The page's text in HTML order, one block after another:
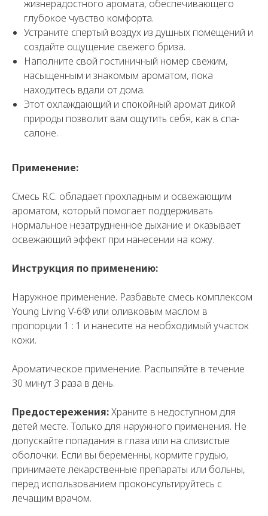
жизнерадостного аромата, обеспечивающего
глубокое чувство комфорта.
Устраните спертый воздух из душных помещений и
создайте ощущение свежего бриза.
Наполните свой гостиничный номер свежим,
насыщенным и знакомым ароматом, пока
находитесь вдали от дома.
Этот охлаждающий и спокойный аромат дикой
природы позволит вам ощутить себя, как в спа-
салоне.
Применение:
Смесь R.C. обладает прохладным и освежающим
ароматом, который помогает поддерживать
нормальное незатрудненное дыхание и оказывает
освежающий эффект при нанесении на кожу.
Инструкция по применению:
Наружное применение. Разбавьте смесь комплексом
Young Living V-6® или оливковым маслом в
пропорции 1 : 1 и нанесите на необходимый участок
кожи.
Ароматическое применение. Распыляйте в течение
30 минут 3 раза в день.
Предостережения:Храните в недоступном для
детей месте. Только для наружного применения. Не
допускайте попадания в глаза или на слизистые
оболочки. Если вы беременны, кормите грудью,
принимаете лекарственные препараты или больны,
перед использованием проконсультируйтесь с
лечащим врачом.